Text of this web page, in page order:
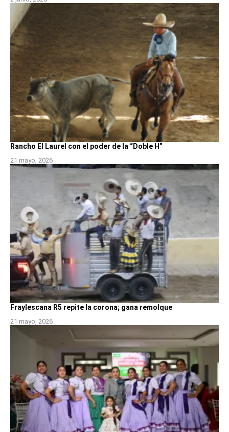
Rancho El Laurel con el poder de la “Doble H”
21 mayo, 2026
Fraylescana R5 repite la corona; gana remolque
21 mayo, 2026